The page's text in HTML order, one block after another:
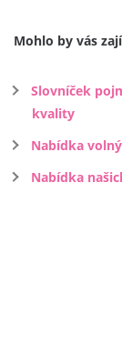
Mohlo by vás
Slovníček
kvality
Nabídka
Nabídka